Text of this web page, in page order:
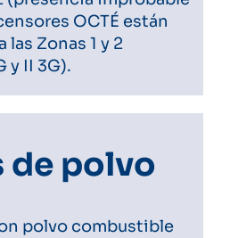
OCTÉ están
Zonas 1 y 2
y II 3G).
de polvo
polvo combustible